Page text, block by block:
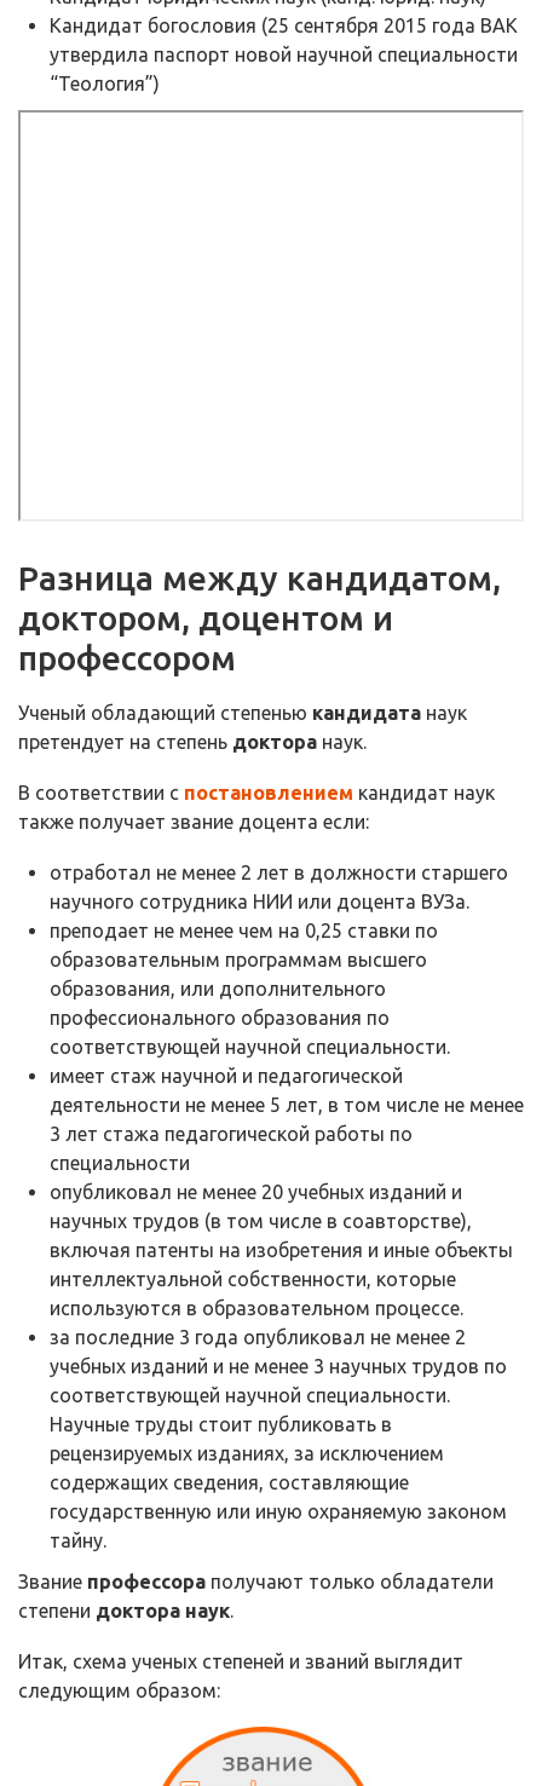
Кандидат богословия (25 сентября 2015 года ВАК
утвердила паспорт новой научной специальности
“Теология”)
Разница между кандидатом,
доктором, доцентом и
профессором
Ученый обладающий степенью кандидата наук
претендует на степень доктора наук.
В соответствии с постановлением кандидат наук
также получает звание доцента если:
отработал не менее 2 лет в должности старшего
научного сотрудника НИИ или доцента ВУЗа.
преподает не менее чем на 0,25 ставки по
образовательным программам высшего
образования, или дополнительного
профессионального образования по
соответствующей научной специальности.
имеет стаж научной и педагогической
деятельности не менее 5 лет, в том числе не менее
3 лет стажа педагогической работы по
специальности
опубликовал не менее 20 учебных изданий и
научных трудов (в том числе в соавторстве),
включая патенты на изобретения и иные объекты
интеллектуальной собственности, которые
используются в образовательном процессе.
за последние 3 года опубликовал не менее 2
учебных изданий и не менее 3 научных трудов по
соответствующей научной специальности.
Научные труды стоит публиковать в
рецензируемых изданиях, за исключением
содержащих сведения, составляющие
государственную или иную охраняемую законом
тайну.
Звание профессора получают только обладатели
степени доктора наук.
Итак, схема ученых степеней и званий выглядит
следующим образом: